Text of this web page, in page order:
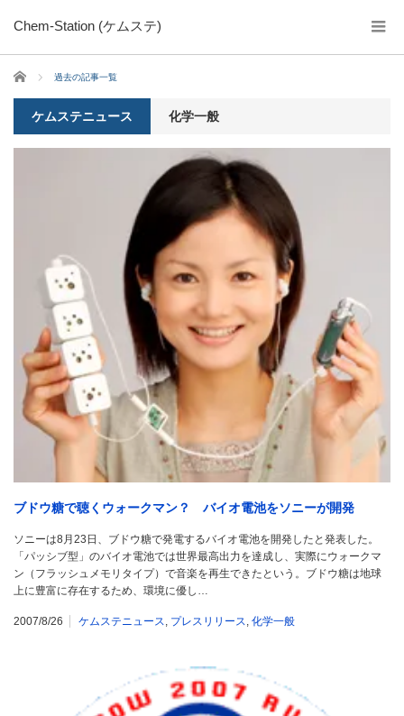
Chem-Station (ケムステ)
ホーム 過去の記事一覧
ケムステニュース 化学一般
ブドウ糖で聴くウォークマン？ バイオ電池をソニーが開発
ソニーは8月23日、ブドウ糖で発電するバイオ電池を開発したと発表した。
「パッシブ型」のバイオ電池では世界最高出力を達成し、実際にウォークマ
ン（フラッシュメモリタイプ）で音楽を再生できたという。ブドウ糖は地球
上に豊富に存在するため、環境に優し…
2007/8/26 ケムステニュース, プレスリリース, 化学一般